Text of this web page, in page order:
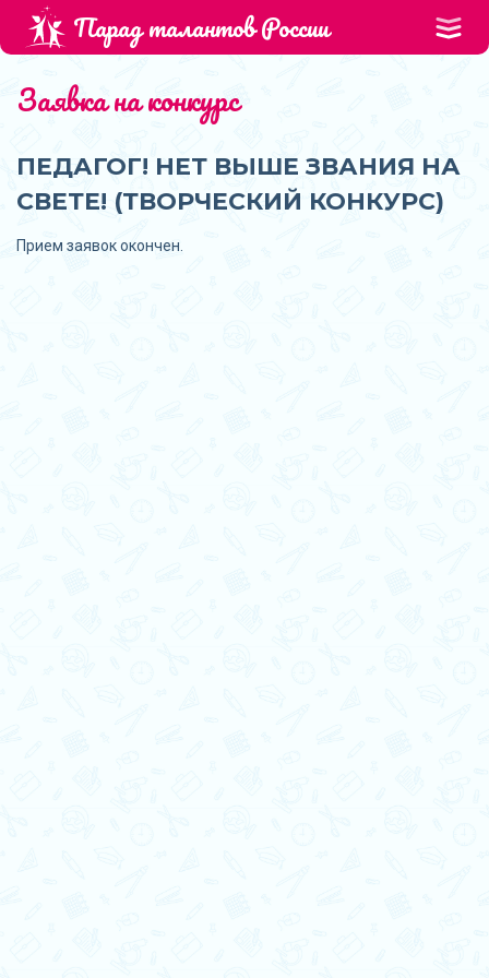
Парад талантов России
Заявка на конкурс
ПЕДАГОГ! НЕТ ВЫШЕ ЗВАНИЯ НА
СВЕТЕ! (ТВОРЧЕСКИЙ КОНКУРС)
Прием заявок окончен.